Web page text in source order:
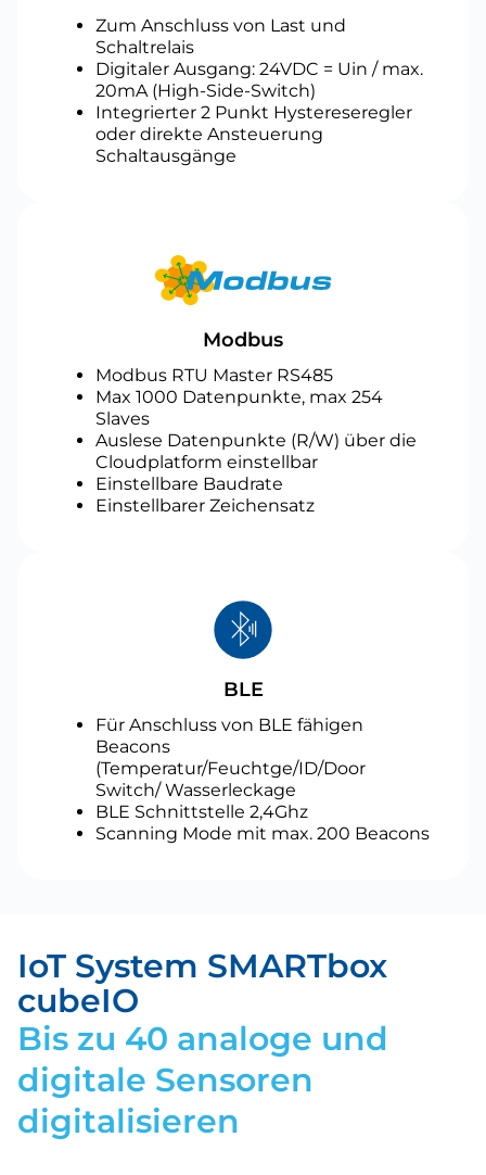
Zum Anschluss von Last und
Schaltrelais
Digitaler Ausgang: 24VDC = Uin / max.
20mA (High-Side-Switch)
Integrierter 2 Punkt Hystereseregler
oder direkte Ansteuerung
Schaltausgänge
Modbus
Modbus RTU Master RS485
Max 1000 Datenpunkte, max 254
Slaves
Auslese Datenpunkte (R/W) über die
Cloudplatform einstellbar
Einstellbare Baudrate
Einstellbarer Zeichensatz
BLE
Für Anschluss von BLE fähigen
Beacons
(Temperatur/Feuchtge/ID/Door
Switch/ Wasserleckage
BLE Schnittstelle 2,4Ghz
Scanning Mode mit max. 200 Beacons
IoT System SMARTbox
cubeIO
Bis zu 40 analoge und
digitale Sensoren
digitalisieren